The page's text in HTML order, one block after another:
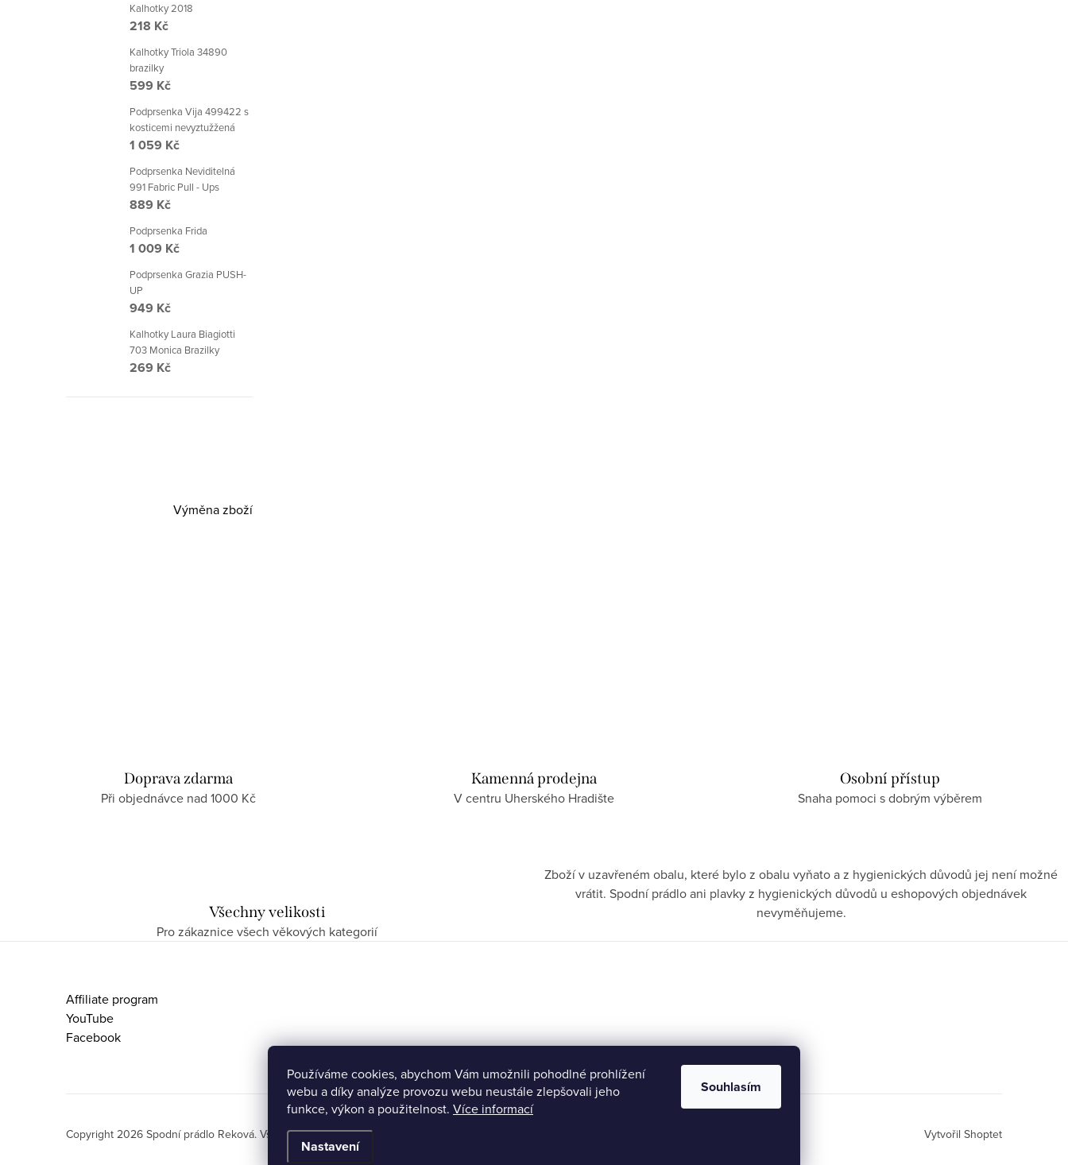
Používáme cookies, abychom Vám umožnili pohodlné prohlížení
webu a díky analýze provozu webu neustále zlepšovali jeho
funkce, výkon a použitelnost. Více informací
Nastavení
Souhlasím
Kalhotky 2018
218 Kč
Kalhotky Triola 34890
brazilky
599 Kč
Podprsenka Vija 499422 s
kosticemi nevyztužžená
1 059 Kč
Podprsenka Neviditelná
991 Fabric Pull - Ups
889 Kč
Podprsenka Frida
1 009 Kč
Podprsenka Grazia PUSH-
UP
949 Kč
Kalhotky Laura Biagiotti
703 Monica Brazilky
269 Kč
Výměna zboží
Doprava zdarma
Při objednávce nad 1000 Kč
Kamenná prodejna
V centru Uherského Hradište
Osobní přístup
Snaha pomoci s dobrým výběrem
Všechny velikosti
Pro zákaznice všech věkových kategorií
Zboží v uzavřeném obalu, které bylo z obalu vyňato a z hygienických důvodů jej není možné
vrátit. Spodní prádlo ani plavky z hygienických důvodů u eshopových objednávek
nevyměňujeme.
Affiliate program
YouTube
Facebook
Vytvořil Shoptet
Copyright 2026 Spodní prádlo Reková. Všechna práva vyhrazena.